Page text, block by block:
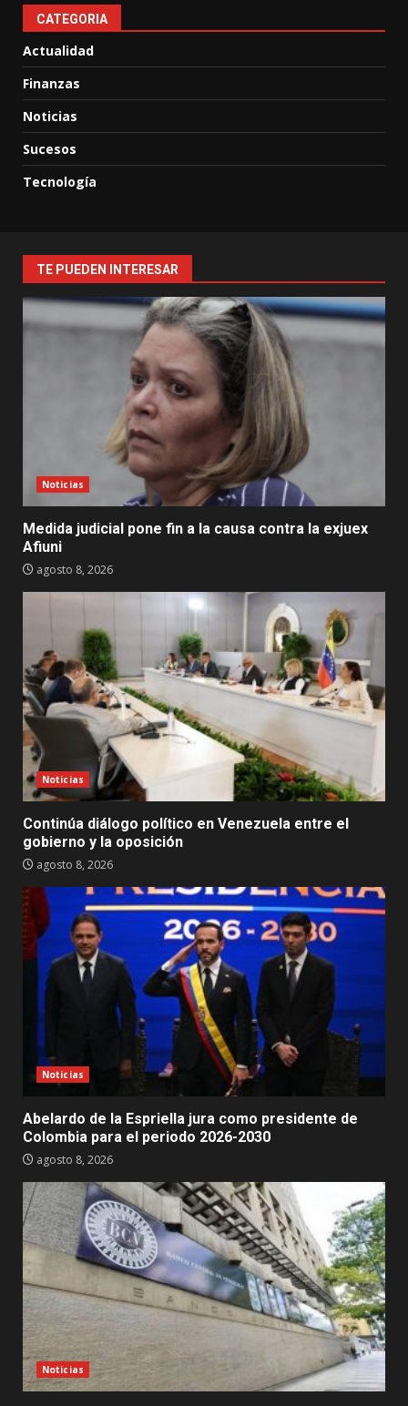
CATEGORIA
Actualidad
Finanzas
Noticias
Sucesos
Tecnología
TE PUEDEN INTERESAR
Noticias
Medida judicial pone fin a la causa contra la exjuex
Afiuni
agosto 8, 2026
Noticias
Continúa diálogo político en Venezuela entre el
gobierno y la oposición
agosto 8, 2026
Noticias
Abelardo de la Espriella jura como presidente de
Colombia para el periodo 2026-2030
agosto 8, 2026
Noticias